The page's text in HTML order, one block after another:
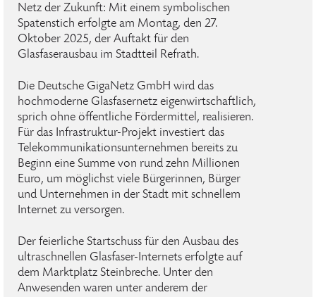
Netz der Zukunft: Mit einem symbolischen
Spatenstich erfolgte am Montag, den 27.
Oktober 2025, der Auftakt für den
Glasfaserausbau im Stadtteil Refrath.
Die Deutsche GigaNetz GmbH wird das
hochmoderne Glasfasernetz eigenwirtschaftlich,
sprich ohne öffentliche Fördermittel, realisieren.
Für das Infrastruktur-Projekt investiert das
Telekommunikationsunternehmen bereits zu
Beginn eine Summe von rund zehn Millionen
Euro, um möglichst viele Bürgerinnen, Bürger
und Unternehmen in der Stadt mit schnellem
Internet zu versorgen.
Der feierliche Startschuss für den Ausbau des
ultraschnellen Glasfaser-Internets erfolgte auf
dem Marktplatz Steinbreche. Unter den
Anwesenden waren unter anderem der